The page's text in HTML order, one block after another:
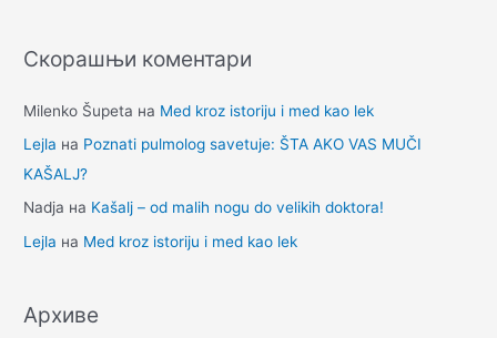
Скорашњи коментари
Milenko Šupeta на Med kroz istoriju i med kao lek
Lejla на Poznati pulmolog savetuje: ŠTA AKO VAS MUČI
KAŠALJ?
Nadja на Kašalj – od malih nogu do velikih doktora!
Lejla на Med kroz istoriju i med kao lek
Архиве